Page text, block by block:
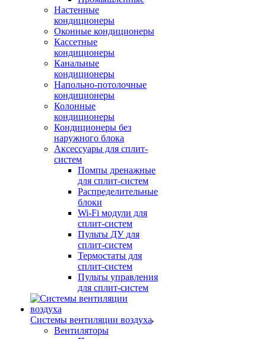
Настенные
кондиционеры
Оконные кондиционеры
Кассетные
кондиционеры
Канальные
кондиционеры
Напольно-потолочные
кондиционеры
Колонные
кондиционеры
Кондиционеры без
наружного блока
Аксессуары для сплит-
систем
Помпы дренажные
для сплит-систем
Распределительные
блоки
Wi-Fi модули для
сплит-систем
Пульты ДУ для
сплит-систем
Термостаты для
сплит-систем
Пульты управления
для сплит-систем
Системы вентиляции воздуха
Вентиляторы